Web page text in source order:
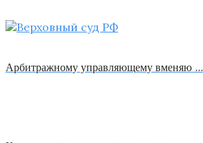
Арбитражному управляющему вменяю …